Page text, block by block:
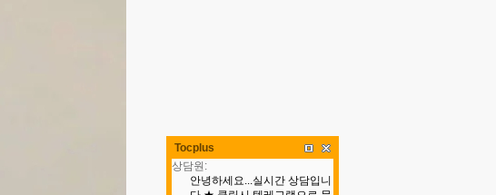
Tocplus